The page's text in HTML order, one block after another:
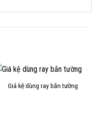
Giá kệ dùng ray bắn tường